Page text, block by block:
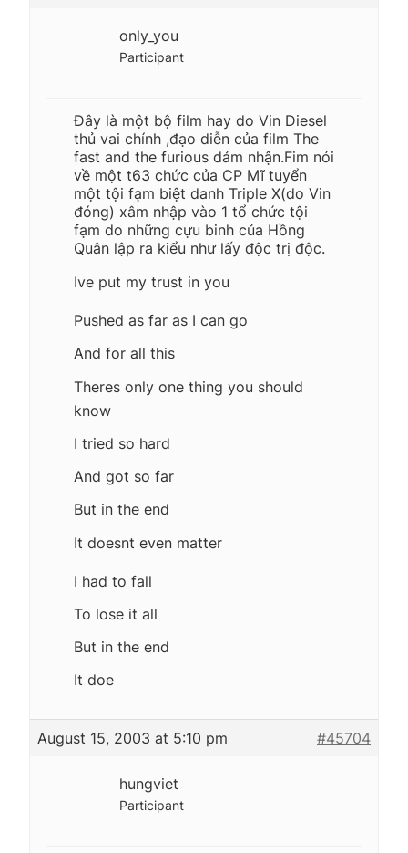
only_you
Participant
Đây là một bộ film hay do Vin Diesel
thủ vai chính ,đạo diễn của film The
fast and the furious dảm nhận.Fim nói
về một t63 chức của CP Mĩ tuyển
một tội fạm biệt danh Triple X(do Vin
đóng) xâm nhập vào 1 tổ chức tội
fạm do những cựu binh của Hồng
Quân lập ra kiểu như lấy độc trị độc.
Ive put my trust in you
Pushed as far as I can go
And for all this
Theres only one thing you should
know
I tried so hard
And got so far
But in the end
It doesnt even matter
I had to fall
To lose it all
But in the end
It doe
August 15, 2003 at 5:10 pm #45704
hungviet
Participant